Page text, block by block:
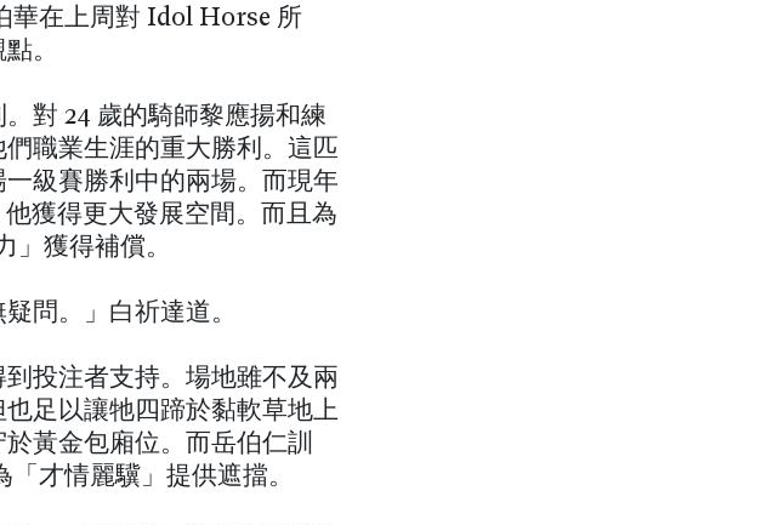
華在上周對 Idol Horse 所
。
對 24 歲的騎師黎應揚和練
職業生涯的重大勝利。這匹
級賽勝利中的兩場。而現年
獲得更大發展空間。而且為
」獲得補償。
問。」白祈達道。
投注者支持。場地雖不及兩
足以讓牠四蹄於黏軟草地上
黃金包廂位。而岳伯仁訓
才情麗驥」提供遮擋。